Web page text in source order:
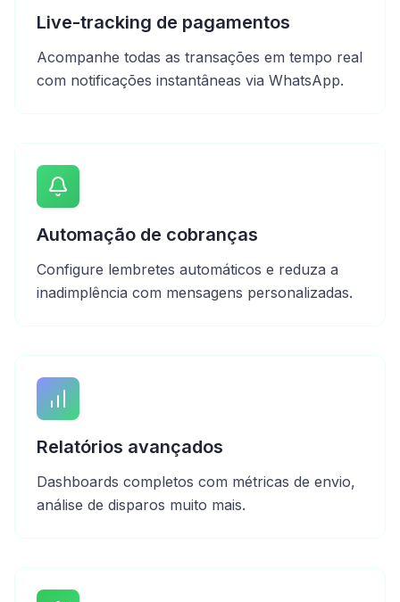
Live-tracking de pagamentos
Acompanhe todas as transações em tempo real
com notificações instantâneas via WhatsApp.
Automação de cobranças
Configure lembretes automáticos e reduza a
inadimplência com mensagens personalizadas.
Relatórios avançados
Dashboards completos com métricas de envio,
análise de disparos muito mais.